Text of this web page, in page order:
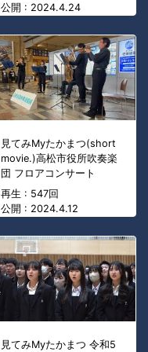
公開 : 2024.4.24
見てみMyたかまつ(short
movie.)高松市役所吹奏楽
団 フロアコンサート
再生 : 547回
公開 : 2024.4.12
見てみMyたかまつ 令和5